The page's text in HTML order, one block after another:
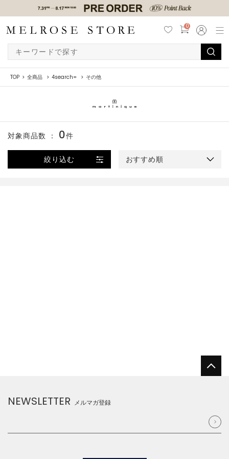
0
TOP 全商品 4search= その他
絞り込む おすすめ順
対象商品数 ： 0件
NEWSLETTER メルマガ登録